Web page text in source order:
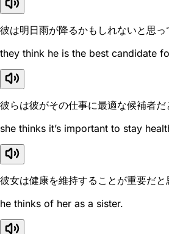
彼は明日雨が降るかもしれないと思っ
they think he is the best candidate
彼らは彼がその仕事に最適な候補者だ
she thinks it’s important to stay
彼女は健康を維持することが重要だと
he thinks of her as a sister.